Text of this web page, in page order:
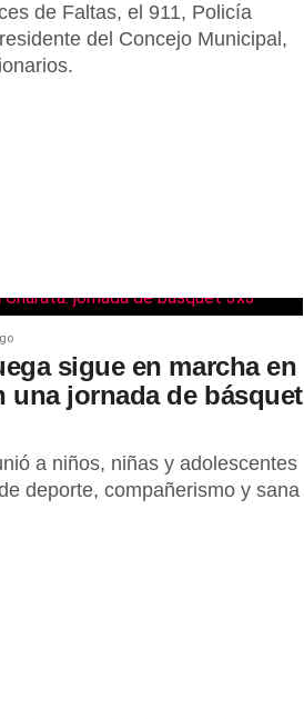
de Faltas, el 911, Policía
del Concejo Municipal,
sigue en marcha en
una jornada de básquet
a niños, niñas y adolescentes
deporte, compañerismo y sana